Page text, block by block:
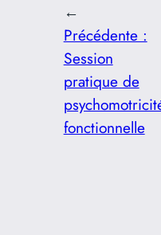
←
Précédente :
Session
pratique de
fonctionnelle